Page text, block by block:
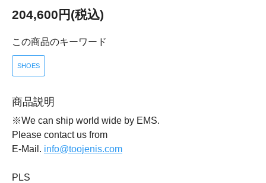
204,600円(税込)
この商品のキーワード
SHOES
商品説明
※We can ship world wide by EMS.
Please contact us from
E-Mail. info@toojenis.com
PLS